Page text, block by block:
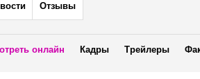
Отзывы
онлайн Кадры Трейлеры